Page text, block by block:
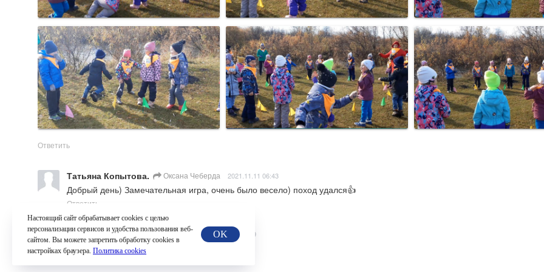
Настоящий сайт обрабатывает сookies с целью
персонализации сервисов и удобства пользования веб-
сайтом. Вы можете запретить обработку сookies в
настройках браузера. Политика cookies
OK
Ответить
Татьяна Копытова. Оксана Чеберда 2021.11.11 06:43
Добрый день) Замечательная игра, очень было весело) поход удался👍
Ответить
Жанна Титова Оксана Чеберда 2021.10.13 15:29
Здорово, молодцы👍😃